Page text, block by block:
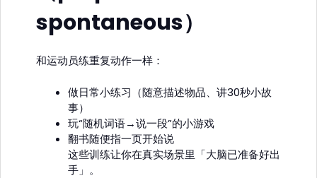
spontaneous）
和运动员练重复动作一样：
做日常小练习（随意描述物品、讲30秒小故
事）
玩“随机词语→说一段”的小游戏
翻书随便指一页开始说
这些训练让你在真实场景里「大脑已准备好出
手」。